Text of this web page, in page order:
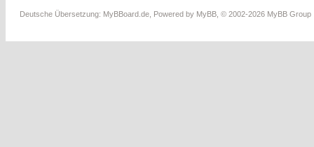
Deutsche Übersetzung: MyBBoard.de , Powered by MyBB , © 2002-2026 MyBB Group